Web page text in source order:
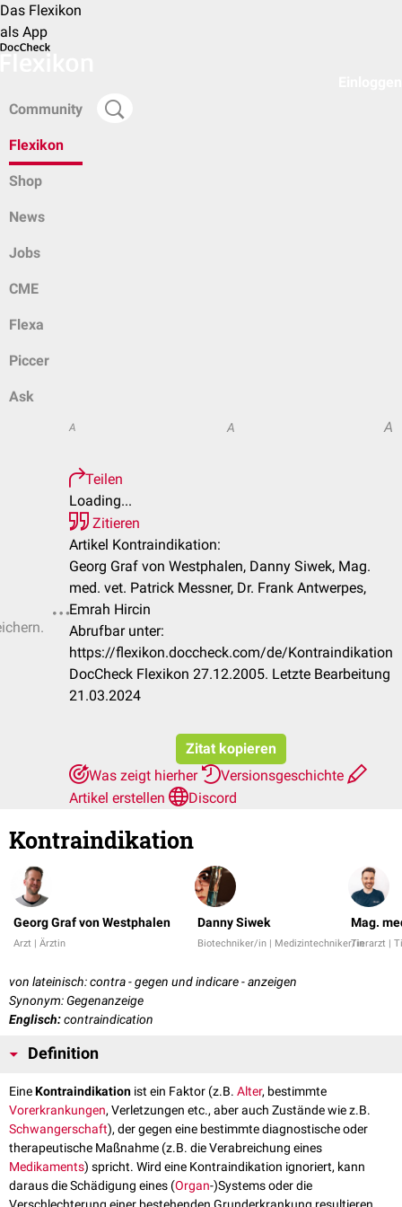
Das Flexikon
als App
Community
Flexikon
Shop
News
Jobs
CME
Flexa
Piccer
Ask
A A A
Teilen
Loading...
Zitieren
Artikel Kontraindikation:
Georg Graf von Westphalen, Danny Siwek, Mag.
med. vet. Patrick Messner, Dr. Frank Antwerpes,
Emrah Hircin
Abrufbar unter:
https://flexikon.doccheck.com/de/Kontraindikation
DocCheck Flexikon 27.12.2005. Letzte Bearbeitung
21.03.2024
Zitat kopieren
Was zeigt hierher
Versionsgeschichte
Artikel erstellen
Discord
Kontraindikation
Georg Graf von Westphalen
Arzt | Ärztin
Danny Siwek
Biotechniker/in | Medizintechniker/in
Mag.
Tierarzt |
von lateinisch: contra - gegen und indicare - anzeigen
Synonym: Gegenanzeige
Englisch:contraindication
Definition
EineKontraindikation ist ein Faktor (z.B. Alter, bestimmte
Vorerkrankungen, Verletzungen etc., aber auch Zustände wie z.B.
Schwangerschaft), der gegen eine bestimmte diagnostische oder
therapeutische Maßnahme (z.B. die Verabreichung eines
Medikaments) spricht. Wird eine Kontraindikation ignoriert, kann
daraus die Schädigung eines (Organ-)Systems oder die